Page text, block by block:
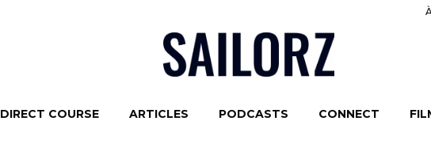
DIRECT COURSE ARTICLES PODCASTS CONNECT